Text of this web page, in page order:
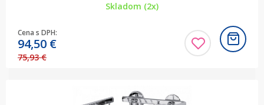
Skladom (2x)
Cena s DPH:
94,50 €
75,93 €